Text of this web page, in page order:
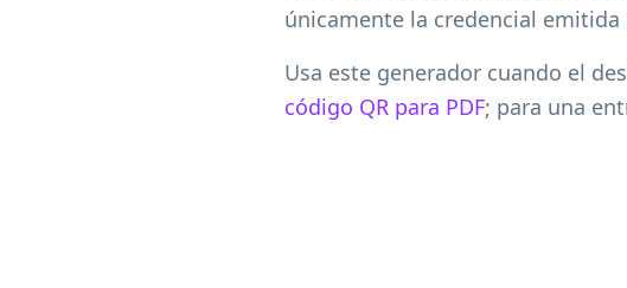
únicamente la credencial
Usa este generador cuando el
código QR para PDF; para una